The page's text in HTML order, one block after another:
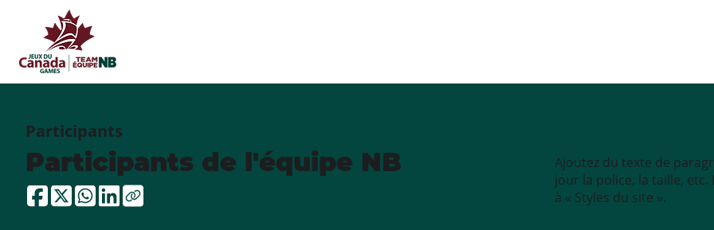
Participants
Participants de l'équipe NB
Ajoutez du texte de
jour la police, la taille,
à « Styles du site ».